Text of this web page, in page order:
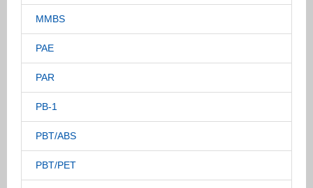
MMBS
PAE
PAR
PB-1
PBT/ABS
PBT/PET